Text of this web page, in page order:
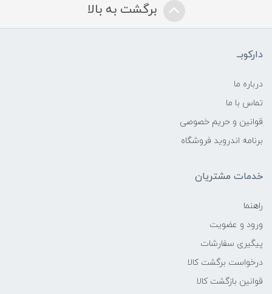
برگشت به بالا
دارکوبــ
درباره ما
تماس با ما
قوانین و حریم خصوصی
برنامه اندروید فروشگاه
خدمات مشتریان
راهنما
ورود و عضویت
پیگیری سفارشات
درخواست برگشت کالا
قوانین بازگشت کالا